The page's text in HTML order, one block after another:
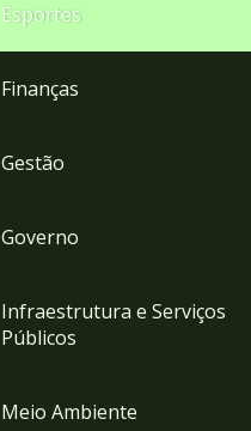
Esportes
Finanças
Gestão
Governo
Infraestrutura e Serviços
Públicos
Meio Ambiente